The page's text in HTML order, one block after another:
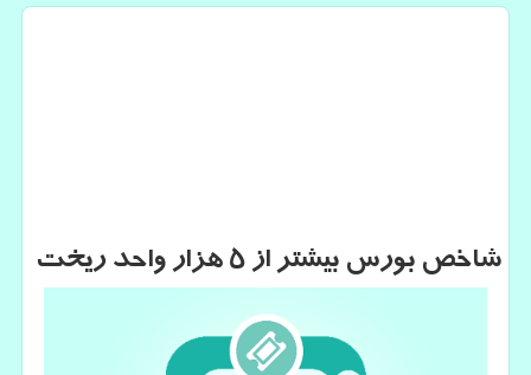
شاخص بورس بیشتر از 5 هزار واحد ریخت